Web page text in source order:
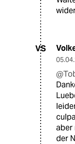
VS
aber
der